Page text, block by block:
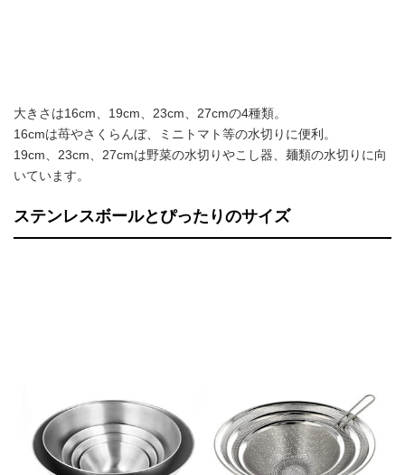
大きさは16cm、19cm、23cm、27cmの4種類。
16cmは苺やさくらんぼ、ミニトマト等の水切りに便利。
19cm、23cm、27cmは野菜の水切りやこし器、麺類の水切りに向
いています。
ステンレスボールとぴったりのサイズ